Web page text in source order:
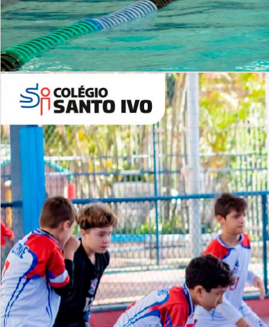
Período Integral | Saiba mais
Lista de vídeos
NOSSOCANAL